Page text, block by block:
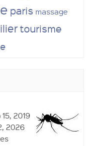
paris massage
tourisme
2019
2026